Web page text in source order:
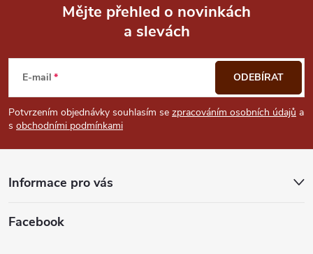
u
p
a
Mějte přehled o novinkách
a slevách
E-mail
Potvrzením objednávky souhlasím se zpracováním osobních údajů a
s obchodními podmínkami
ODEBÍRAT
Informace pro vás
Facebook